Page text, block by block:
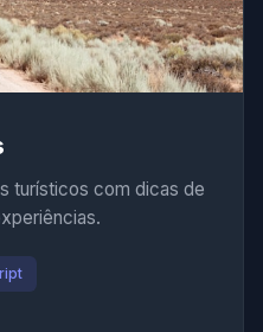
turísticos com dicas de